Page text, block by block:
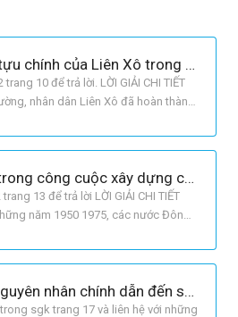
Nêu những thành tựu chính của Liên Xô trong công cuộc khôi phục kinh tế sau chiến tranh
10 để trả lời. LỜI GIẢI CHI TIẾT
nhân dân Liên Xô đã hoàn thành
TẾ: + Công nghiệp: được phục hồi
Những thành tựu trong công cuộc xây dựng chủ nghĩa xã hội ở Đông Âu là gì?
13 để trả lời LỜI GIẢI CHI TIẾT
năm 1950 1975, các nước Đông
nghĩa xã hội trong tình hình khó khăn
Phân tích những nguyên nhân chính dẫn đến sự tan rã của chế độ xã hội chủ nghĩa ở Liên Xô và các nước Đông Âu.
sgk trang 17 và liên hệ với những